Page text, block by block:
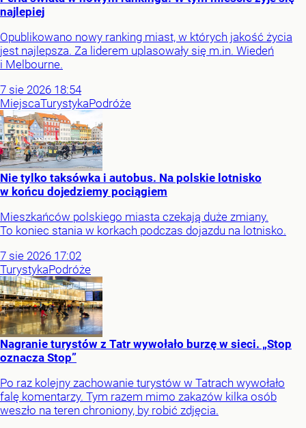
najlepiej
Opublikowano nowy ranking miast, w których jakość życia
jest najlepsza. Za liderem uplasowały się m.in. Wiedeń
i Melbourne.
7 sie 2026 18:54
MiejscaTurystykaPodróże
Nie tylko taksówka i autobus. Na polskie lotnisko
w końcu dojedziemy pociągiem
Mieszkańców polskiego miasta czekają duże zmiany.
To koniec stania w korkach podczas dojazdu na lotnisko.
7 sie 2026 17:02
TurystykaPodróże
Nagranie turystów z Tatr wywołało burzę w sieci. „Stop
oznacza Stop”
Po raz kolejny zachowanie turystów w Tatrach wywołało
falę komentarzy. Tym razem mimo zakazów kilka osób
weszło na teren chroniony, by robić zdjęcia.